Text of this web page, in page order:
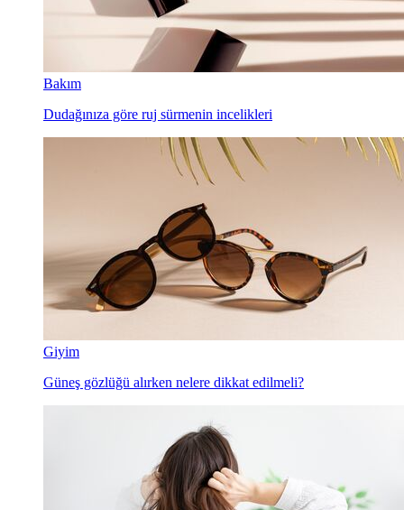
Bakım
Dudağınıza göre ruj sürmenin incelikleri
Giyim
Güneş gözlüğü alırken nelere dikkat edilmeli?